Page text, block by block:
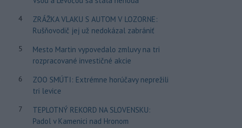
4
ZRÁŽKA VLAKU S AUTOM V LOZORNE:
Rušňovodič jej už nedokázal zabrániť
5
Mesto Martin vypovedalo zmluvy na tri
rozpracované investičné akcie
6
ZOO SMÚTI: Extrémne horúčavy neprežili
tri levice
7
TEPLOTNÝ REKORD NA SLOVENSKU:
Padol v Kamenici nad Hronom